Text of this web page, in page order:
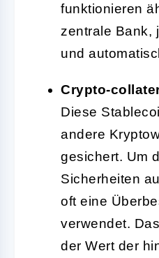
funktionieren
zentrale Bank,
und
Crypto-
Diese
andere
gesichert. Um
Sicherheiten
oft eine
verwendet.
der Wert der